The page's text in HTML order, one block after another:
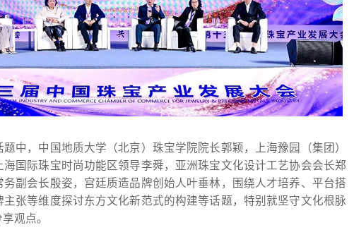
中，中国地质大学（北京）珠宝学院院长郭颖，上海豫园（集团）
国际珠宝时尚功能区领导李舜，亚洲珠宝文化设计工艺协会会长郑
副会长殷姿，宫廷质造品牌创始人叶垂林，围绕人才培养、平台搭
张等维度探讨东方文化新范式的构建等话题，特别就坚守文化根脉
观点。